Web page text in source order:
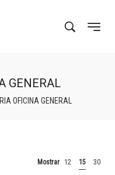
GENERAL
OFICINA GENERAL
Mostrar 12 15 30